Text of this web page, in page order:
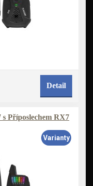
Detail
Příposlechem RX7
Varianty